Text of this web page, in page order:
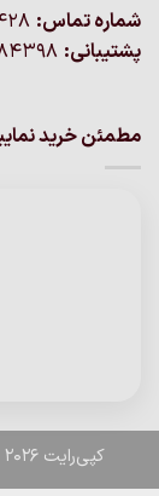
تماس:02128428428
09389984398
نمایید
شادزی